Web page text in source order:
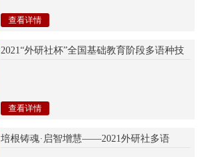
查看详情
2021“外研社杯”全国基础教育阶段多语种技
查看详情
培根铸魂·启智增慧——2021外研社多语